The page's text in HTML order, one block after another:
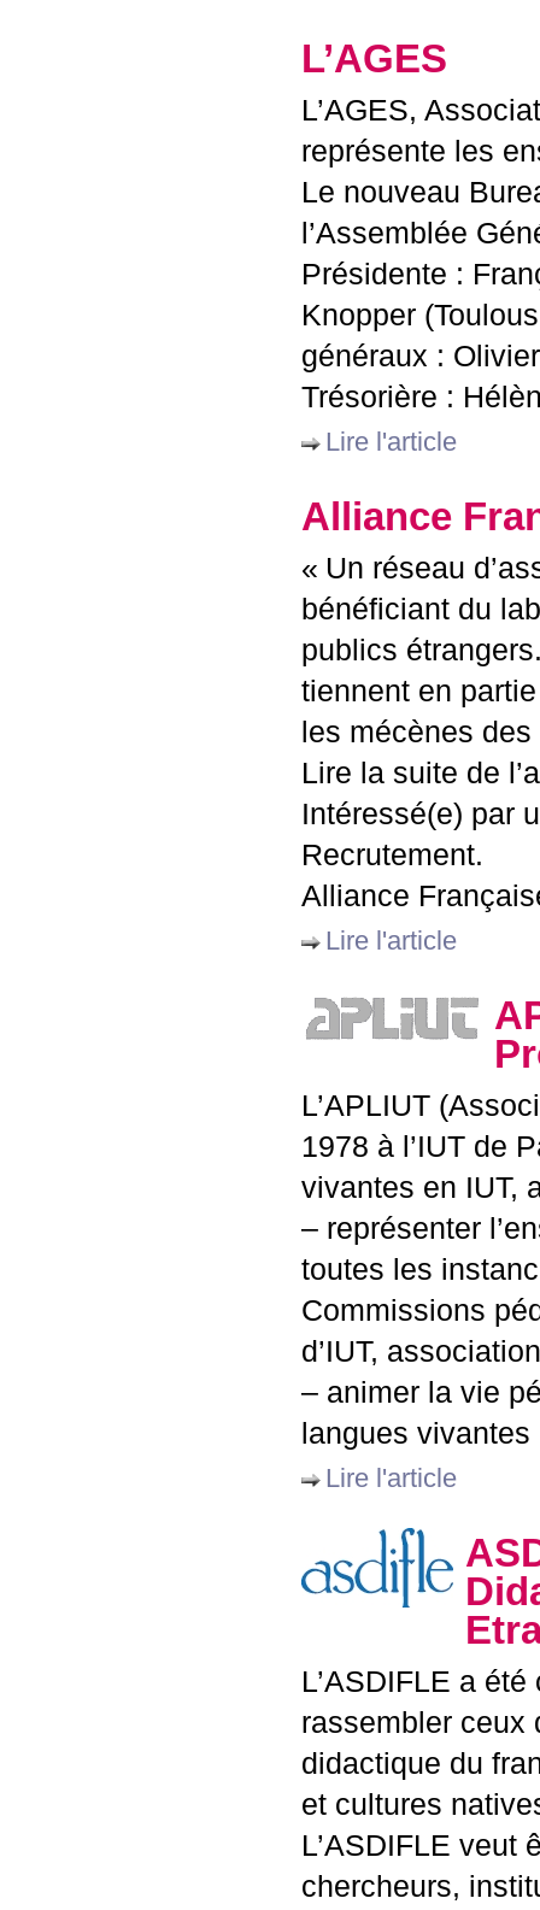
L’AGES
L’AGES,
représente les
Le nouveau
l’Assemblée
Présidente :
Knopper
généraux :
Trésorière :
Lire l'article
Alliance
« Un réseau
bénéficiant du
publics
tiennent en
les mécènes
Lire la suite de
Intéressé(e) par
Recrutement.
Alliance
Lire l'article
L’APLIUT
1978 à l’IUT de
vivantes en IUT,
– représenter
toutes les
Commissions
d’IUT,
– animer la vie
langues
Lire l'article
L’ASDIFLE a été
rassembler ceux
didactique du
et cultures
L’ASDIFLE veut
chercheurs,